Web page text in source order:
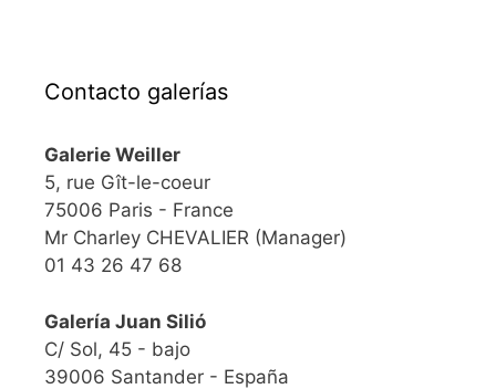
Contacto galerías
Galerie Weiller
5, rue Gît-le-coeur
75006 Paris - France
Mr Charley CHEVALIER (Manager)
01 43 26 47 68
Galería Juan Silió
C/ Sol, 45 - bajo
39006 Santander - España